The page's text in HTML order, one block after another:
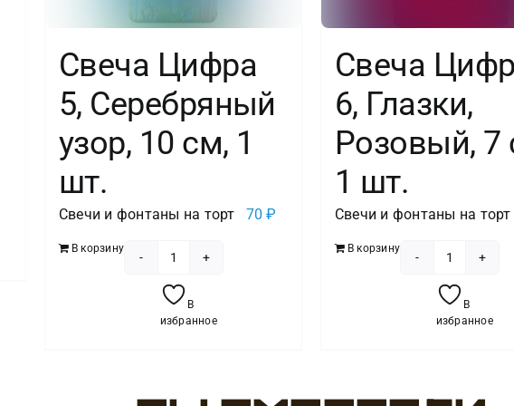
Свеча Цифра
5, Серебряный
узор, 10 см, 1
шт.
Свечи и фонтаны на торт 70₽
В корзину
товара
Свеча
В
избранное
Свеча
6, Глазки,
Розовый, 7
1 шт.
Свечи и фонтаны на торт
В корзину
товара
Свеча
В
избранное